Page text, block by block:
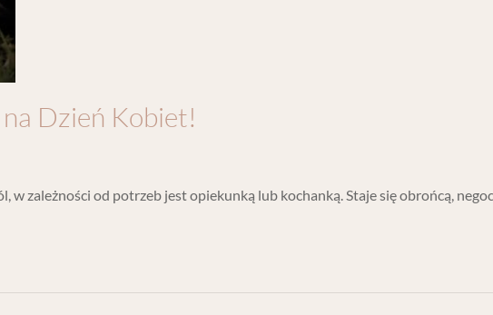
Dzień Kobiet!
w zależności od potrzeb jest opiekunką lub kochanką. Staje się obrońcą,